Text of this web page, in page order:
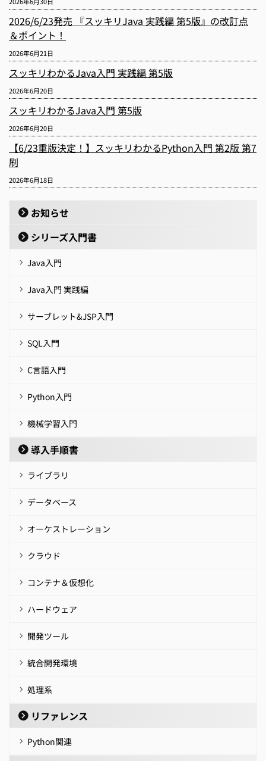
2026/6/23発売 『スッキリJava 実践編 第5版』の改訂点
＆ポイント！
2026年6月21日
スッキリわかるJava入門 実践編 第5版
2026年6月20日
スッキリわかるJava入門 第5版
2026年6月20日
【6/23重版決定！】スッキリわかるPython入門 第2版 第7
刷
2026年6月18日
お知らせ
シリーズ入門書
Java入門
Java入門 実践編
サーブレット&JSP入門
SQL入門
C言語入門
Python入門
機械学習入門
導入手順書
ライブラリ
データベース
オーケストレーション
クラウド
コンテナ＆仮想化
ハードウェア
開発ツール
統合開発環境
処理系
リファレンス
Python関連